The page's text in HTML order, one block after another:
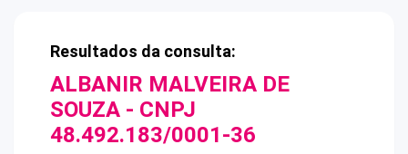
Resultados da consulta:
ALBANIR MALVEIRA DE
SOUZA - CNPJ
48.492.183/0001-36